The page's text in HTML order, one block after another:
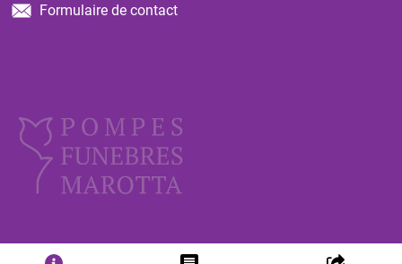
Formulaire de contact